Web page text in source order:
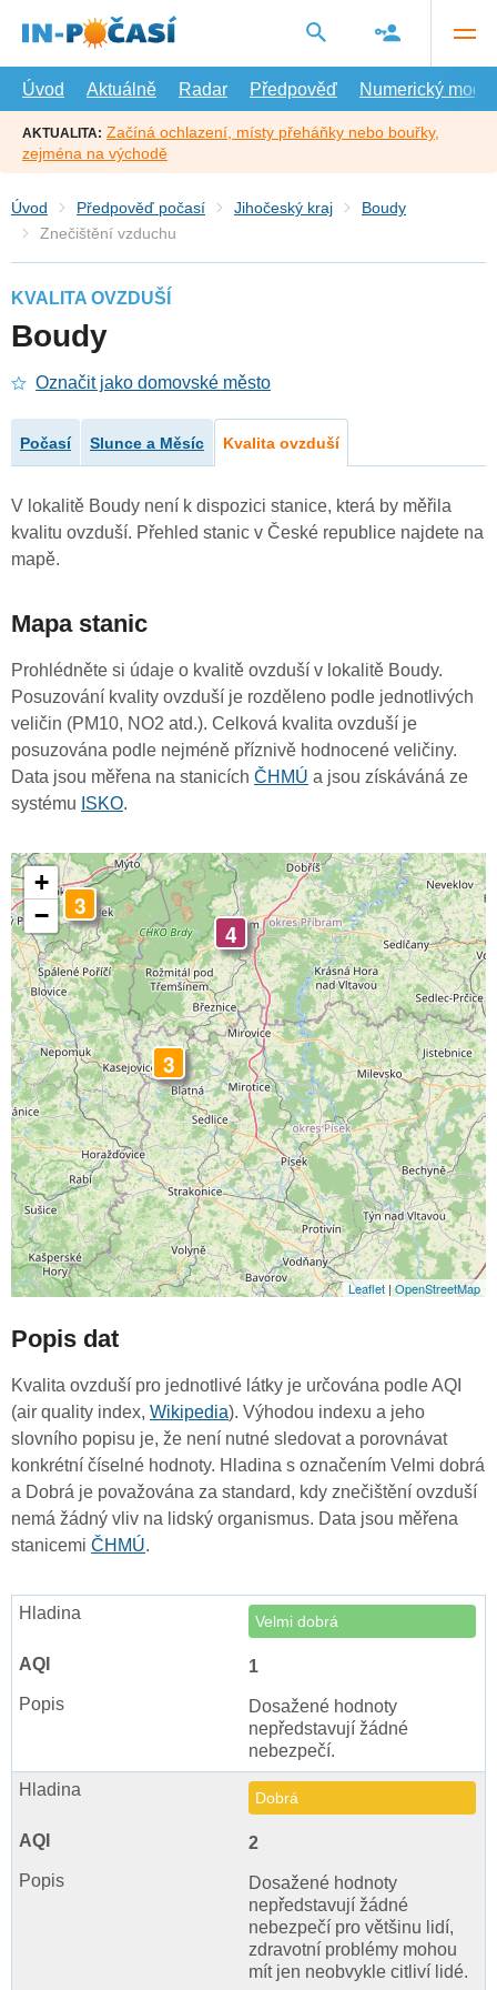
hlavní
Úvod
Aktuálně Radar Předpověď Numerický model
AKTUALITA: Začíná ochlazení, místy přeháňky nebo bouřky,
zejména na východě
Úvod Předpověď počasí Jihočeský kraj
Boudy
Znečištění vzduchu
KVALITA OVZDUŠÍ
Boudy
Označit jako domovské město
Počasí Slunce a Měsíc Kvalita ovzduší
V lokalitě Boudy není k dispozici stanice, která by měřila
kvalitu ovzduší. Přehled stanic v České republice najdete na
mapě.
Mapa stanic
Prohlédněte si údaje o kvalitě ovzduší v lokalitě Boudy.
Posuzování kvality ovzduší je rozděleno podle jednotlivých
veličin (PM10, NO2 atd.). Celková kvalita ovzduší je
posuzována podle nejméně příznivě hodnocené veličiny.
Data jsou měřena na stanicích ČHMÚ a jsou získáváná ze
systému ISKO.
4
3
3
+
−
Leaflet | OpenStreetMap
Popis dat
Kvalita ovzduší pro jednotlivé látky je určována podle AQI
(air quality index, Wikipedia). Výhodou indexu a jeho
slovního popisu je, že není nutné sledovat a porovnávat
konkrétní číselné hodnoty. Hladina s označením Velmi dobrá
a Dobrá je považována za standard, kdy znečištění ovzduší
nemá žádný vliv na lidský organismus. Data jsou měřena
stanicemi ČHMÚ.
Velmi dobrá
1
Dosažené hodnoty
nepředstavují žádné
nebezpečí.
Dobrá
2
Dosažené hodnoty
nepředstavují žádné
nebezpečí pro většinu lidí,
zdravotní problémy mohou
mít jen neobvykle citliví lidé.